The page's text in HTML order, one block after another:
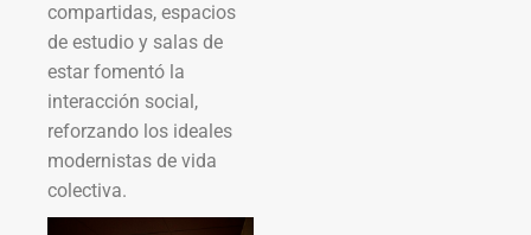
compartidas, espacios
de estudio y salas de
estar fomentó la
interacción social,
reforzando los ideales
modernistas de vida
colectiva.